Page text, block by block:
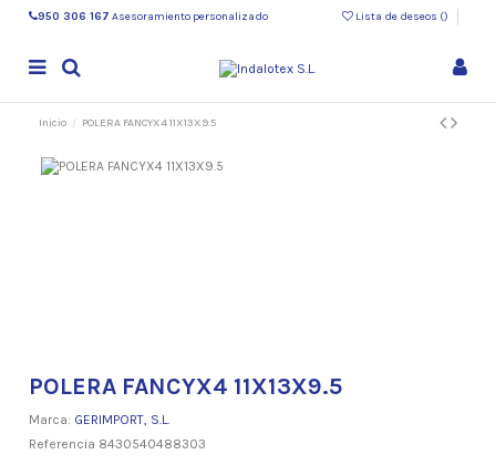
950 306 167 Asesoramiento personalizado Lista de deseos ()
Inicio POLERA FANCYX4 11X13X9.5
POLERA FANCYX4 11X13X9.5
Marca: GERIMPORT, S.L.
Referencia 8430540488303